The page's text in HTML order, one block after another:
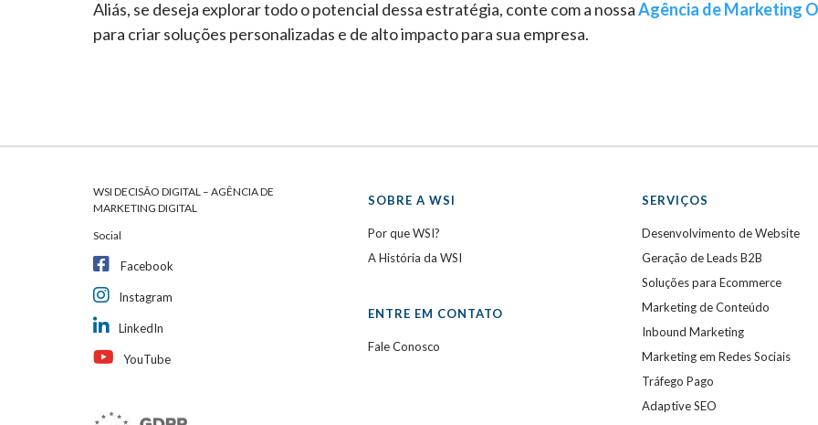
Aliás, se deseja explorar todo o potencial dessa estratégia, conte com a nossaAgência de Marketing
para criar soluções personalizadas e de alto impacto para sua empresa.
WSI DECISÃO DIGITAL – AGÊNCIA DE
MARKETING DIGITAL
Social
Facebook
Instagram
LinkedIn
YouTube
SOBRE A WSI
Por que WSI?
A História da WSI
ENTRE EM CONTATO
Fale Conosco
SERVIÇOS
Desenvolvimento de Website
Geração de Leads B2B
Soluções para Ecommerce
Marketing de Conteúdo
Inbound Marketing
Marketing em Redes Sociais
Tráfego Pago
Adaptive SEO